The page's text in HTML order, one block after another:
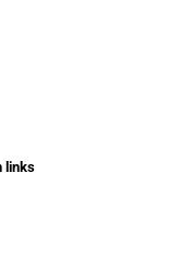
links